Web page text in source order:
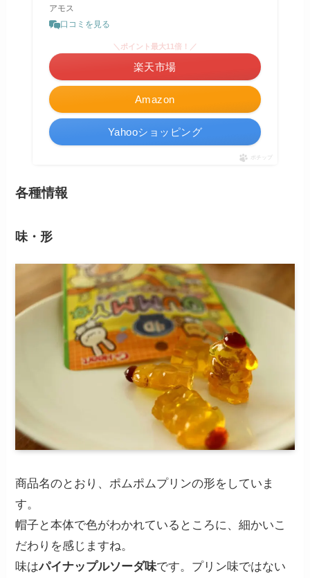
アモス
口コミを見る
Amazon
＼ポイント最大11倍！／
楽天市場
Yahooショッピング
ポチップ
各種情報
味・形
商品名のとおり、ポムポムプリンの形をしていま
す。
帽子と本体で色がわかれているところに、細かいこ
だわりを感じますね。
味はパイナップルソーダ味です。プリン味ではない